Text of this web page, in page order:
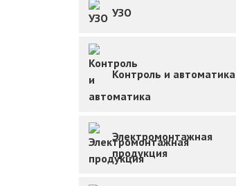
УЗО
Контроль и автоматика
Электромонтажная
продукция